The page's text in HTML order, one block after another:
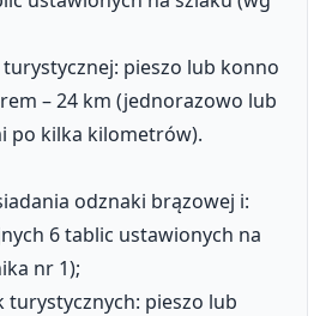
pieszo lub konno
– 24 km (jednorazowo lub
po kilka kilometrów).
odznaki brązowej i:
6 tablic ustawionych na
nr 1);
turystycznych: pieszo lub